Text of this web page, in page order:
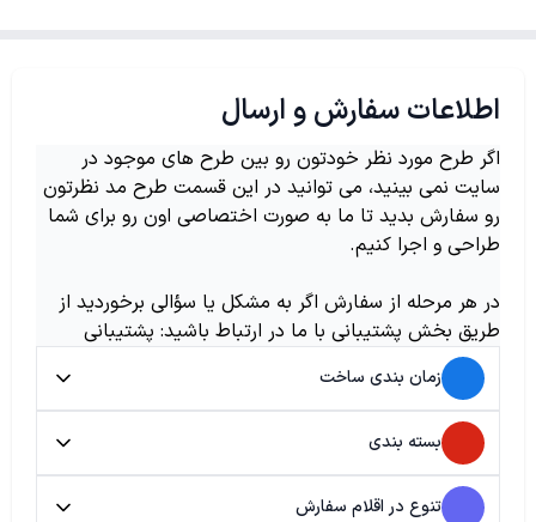
اطلاعات سفارش و ارسال
اگر طرح مورد نظر خودتون رو بین طرح های موجود در
سایت نمی بینید، می توانید در این قسمت طرح مد نظرتون
رو سفارش بدید تا ما به صورت اختصاصی اون رو برای شما
طراحی و اجرا کنیم.
در هر مرحله از سفارش اگر به مشکل یا سؤالی برخوردید از
طریق بخش پشتیبانی با ما در ارتباط باشید: پشتیبانی
زمان بندی ساخت
بسته بندی
تنوع در اقلام سفارش